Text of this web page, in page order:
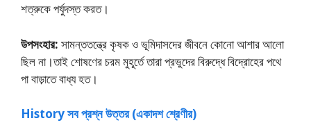
শত্রুকে পর্যুদস্ত করত।
উপসংহার: সামন্ততন্ত্রে কৃষক ও ভূমিদাসদের জীবনে কোনাে আশার আলাে
ছিল না।তাই শােষণের চরম মুহূর্তে তারা প্রভুদের বিরুদ্ধে বিদ্রোহের পথে
পা বাড়াতে বাধ্য হত।
History সব প্রশ্ন উত্তর (একাদশ শ্রেণীর)